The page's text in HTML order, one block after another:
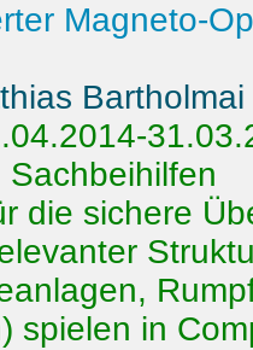
Magneto-
Bartholmai
Sachbeihilfen
die sichere
spielen in